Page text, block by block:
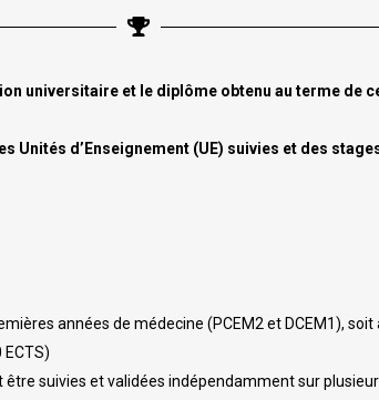
universitaire et le diplôme obtenu au terme de
Unités d’Enseignement (UE) suivies et des
années de médecine (PCEM2 et DCEM1), soit
suivies et validées indépendamment sur